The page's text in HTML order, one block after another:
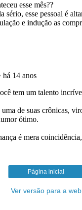
Página inicial
Ver versão para a web